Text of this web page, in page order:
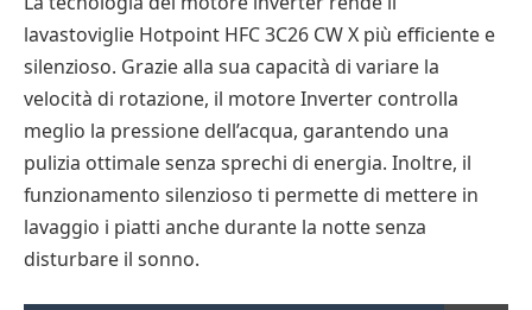
lavastoviglie Hotpoint HFC 3C26 CW X più efficiente e
silenzioso. Grazie alla sua capacità di variare la
velocità di rotazione, il motore Inverter controlla
meglio la pressione dell’acqua, garantendo una
pulizia ottimale senza sprechi di energia. Inoltre, il
funzionamento silenzioso ti permette di mettere in
lavaggio i piatti anche durante la notte senza
disturbare il sonno.